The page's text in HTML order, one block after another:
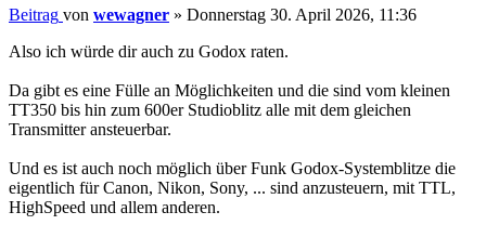
Beitrag von wewagner » Donnerstag 30. April 2026, 11:36
Also ich würde dir auch zu Godox raten.
Da gibt es eine Fülle an Möglichkeiten und die sind vom kleinen
TT350 bis hin zum 600er Studioblitz alle mit dem gleichen
Transmitter ansteuerbar.
Und es ist auch noch möglich über Funk Godox-Systemblitze die
eigentlich für Canon, Nikon, Sony, ... sind anzusteuern, mit TTL,
HighSpeed und allem anderen.